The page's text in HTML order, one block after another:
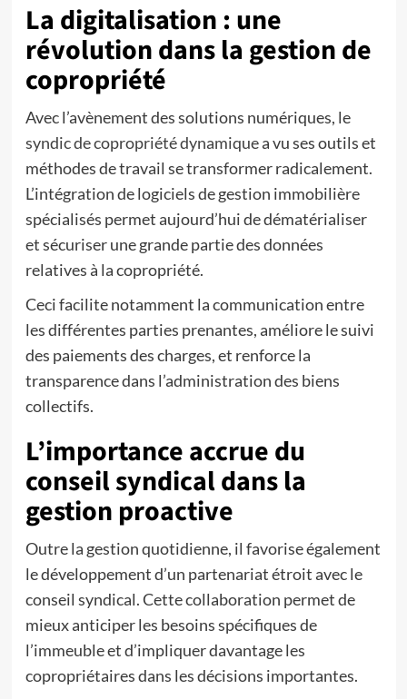
La digitalisation : une
révolution dans la gestion de
copropriété
Avec l’avènement des solutions numériques, le
syndic de copropriété dynamiquea vu ses outils et
méthodes de travail se transformer radicalement.
L’intégration de logiciels de gestion immobilière
spécialisés permet aujourd’hui de dématérialiser
et sécuriser une grande partie des données
relatives à la copropriété.
Ceci facilite notamment la communication entre
les différentes parties prenantes, améliore le suivi
des paiements des charges, et renforce la
transparence dans l’administration des biens
collectifs.
L’importance accrue du
conseil syndical dans la
gestion proactive
Outre la gestion quotidienne, il favorise également
le développement d’un partenariat étroit avec le
conseil syndical. Cette collaboration permet de
mieux anticiper les besoins spécifiques de
l’immeuble et d’impliquer davantage les
copropriétaires dans les décisions importantes.